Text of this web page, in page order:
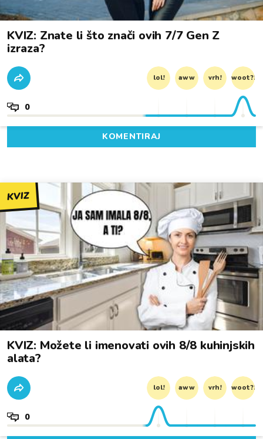
KVIZ: Znate li što znači ovih 7/7 Gen Z
izraza?
lol! aww vrh! woot?!
0
KOMENTIRAJ
KVIZ
KVIZ: Možete li imenovati ovih 8/8 kuhinjskih
alata?
lol! aww vrh! woot?!
0